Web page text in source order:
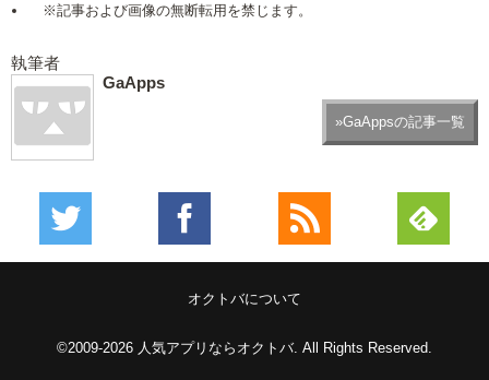
※記事および画像の無断転用を禁じます。
執筆者
GaApps
»GaAppsの記事一覧
オクトバについて
©2009-2026 人気アプリならオクトバ. All Rights Reserved.